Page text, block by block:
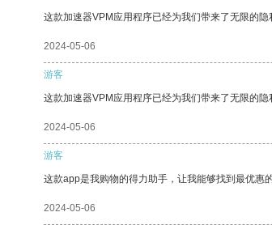
这款加速器VPM应用程序已经为我们带来了无限的隐
2024-05-06
游客
这款加速器VPM应用程序已经为我们带来了无限的隐
2024-05-06
游客
这款app是我购物的得力助手，让我能够找到最优惠
2024-05-06